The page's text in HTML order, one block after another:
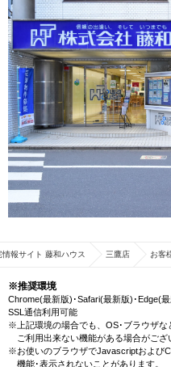
報サイト 藤和ハウス 三鷹店 お客
※推奨環境
Chrome(最新版)･Safari(最新版)･Edge(
SSL通信利用可能
※上記環境の場合でも、OS･ブラウザな
ご利用出来ない機能がある場合がござ
※お使いのブラウザでJavascriptおよび
機能･表示されないことがあります。